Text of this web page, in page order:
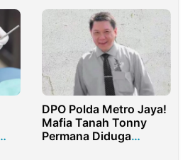
DPO Polda Metro Jaya!
Mafia Tanah Tonny
Permana Diduga